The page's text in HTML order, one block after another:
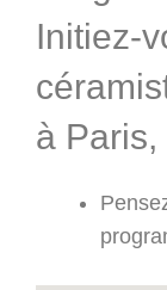
Initiez-
à